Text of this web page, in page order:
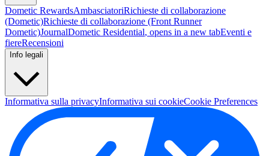
Dometic RewardsAmbasciatoriRichieste di collaborazione
(Dometic)Richieste di collaborazione (Front Runner
Dometic)JournalDometic Residential, opens in a new tabEventi e
fiereRecensioni
Info legali
Informativa sulla privacyInformativa sui cookieCookie Preferences